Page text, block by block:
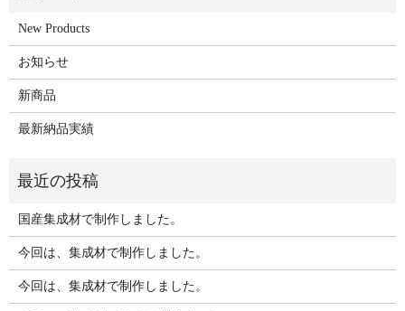
New Products
お知らせ
新商品
最新納品実績
国産集成材で制作しました。
今回は、集成材で制作しました。
今回は、集成材で制作しました。